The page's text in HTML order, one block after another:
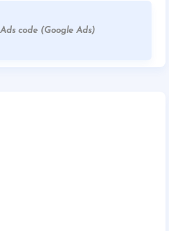
code (Google Ads)